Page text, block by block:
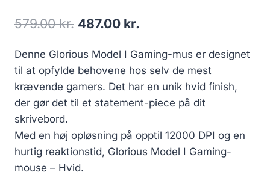
579.00kr. Original
was:
579.00 kr..
487.00 kr.
is:
487.00 kr..
Denne Glorious Model I Gaming-mus er designet
til at opfylde behovene hos selv de mest
krævende gamers. Det har en unik hvid finish,
der gør det til et statement-piece på dit
skrivebord.
Med en høj opløsning på opptil 12000 DPI og en
hurtig reaktionstid, Glorious Model I Gaming-
mouse – Hvid.